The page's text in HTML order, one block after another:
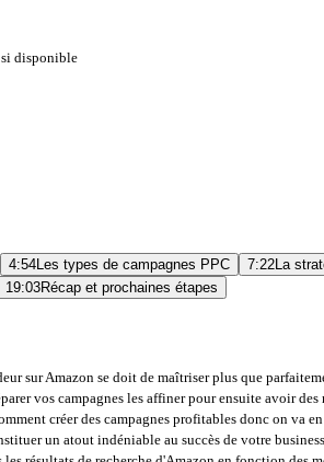
disponible
4:54Les types de campagnes PPC 7:22La
19:03Récap et prochaines étapes
campagne PPC donc il y a trois approches de ciblage quand on parle de PPC premièrement on peut cibler des mots clés c'est 80% des campagnes PPC sont des ciblages de mots clés comme on a vu avec le skateboard enfant ciblage par produit donc vous allez avoir la possibilité de cibler des produits concurrents voilà en faisant si quelqu'un tombe sur un de vos produits concurrents ben vous pouvez apparaître sur la fiche produit en suggestion et ensuite vous pouvez avoir un ciblage par marque donc cibler des marques précises et apparaître dans leur fiche produit en suggestion ensuite il y a deux grandes familles de campagne PPC d'accord donc il y a les campagnes manuelles donc ici c'est vous qui déterminez les mots clés à cibler ainsi que l'enchère max pour chaque mot clé on verra ça un peu plus tard il y a aussi les campagnes auto ici vous définissez un niveau d'enchères maximum par mots clés et Amazon ira cibler des mots clés qui les jugent pertinents sur base de votre listing ou de la catégorie du produit dans laquelle votre produit évolue donc dans le slide précédent on a vu les trois approches de ciblage donc mot clé produit Marque là on va voir les trois techniques de ciblage quand on parle de campagne manuelle donc il y a différentes techniques et façons de cibler un mot clé on peut cibler un mot clé de façon large donc ici on souhaite que notre produit apparaisse pour toutes les combinaisons de termes de recherche possibles qui utilisent un ou plusieurs termes présents dans notre mot clé on verra ça un peu plus tard on peut cibler de façon phase match donc on va cibler plutôt une phrase donc ici on souhaite que notre produit apparaisse pour toutes les combinaisons de termes de recherche possibles qui comprend notre mot clé peu importe l'ordre et enfin il y a la technique de ciblage de mots clés en mode exact match donc très précis on souhaite que notre produit apparaisse pour un mot clé précis donc ça fonctionne vraiment comme un entonnoir on aura la technique blood match qui permet en fait de récupérer